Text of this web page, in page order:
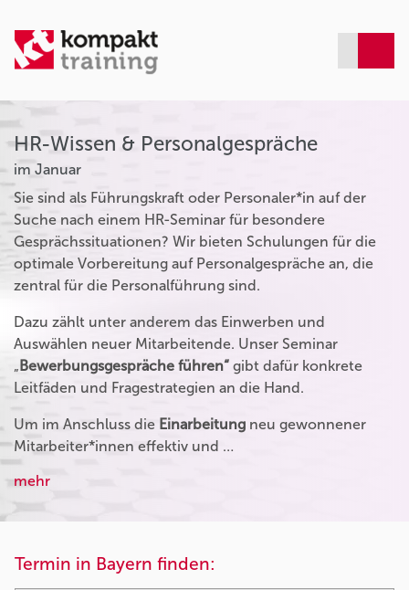
HR-Wissen & Personalgespräche
im Januar
Sie sind als Führungskraft oder Personaler*in auf der
Suche nach einem HR-Seminar für besondere
Gesprächssituationen? Wir bieten Schulungen für die
optimale Vorbereitung auf Personalgespräche an, die
zentral für die Personalführung sind.
Dazu zählt unter anderem das Einwerben und
Auswählen neuer Mitarbeitende. Unser Seminar
„Bewerbungsgespräche führen“ gibt dafür konkrete
Leitfäden und Fragestrategien an die Hand.
Um im Anschluss die Einarbeitung neu gewonnener
Mitarbeiter*innen effektiv und …
mehr
Termin in Bayern finden: